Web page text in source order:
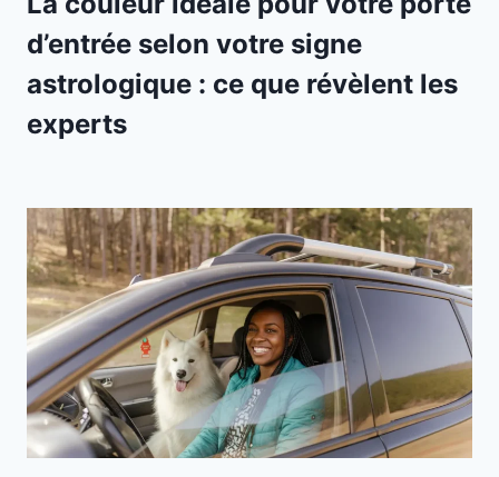
d’entrée selon votre signe
astrologique : ce que révèlent les
experts